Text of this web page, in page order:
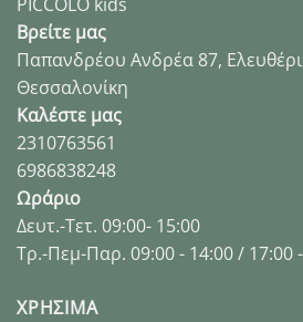
Βρείτε μας
Παπανδρέου Ανδρέα 87,
Θεσσαλονίκη
Καλέστε μας
2310763561
6986838248
Ωράριο
Δευτ.-Τετ. 09:00- 15:00
Τρ.-Πεμ-Παρ. 09:00 - 14:00 / 17:00
XΡΉΣΙΜΑ